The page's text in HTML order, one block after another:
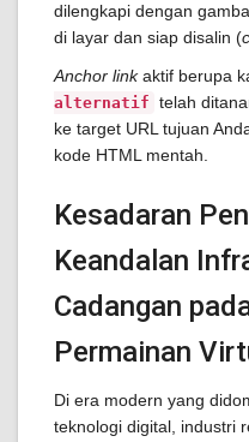
dilengkapi dengan
di layar dan siap disalin (
Anchor linkaktif berupa
alternatif telah
ke target URL tujuan
kode HTML mentah.
Kesadaran
Keandalan
Cadangan
Permainan
Di era modern yang
teknologi digital, industri